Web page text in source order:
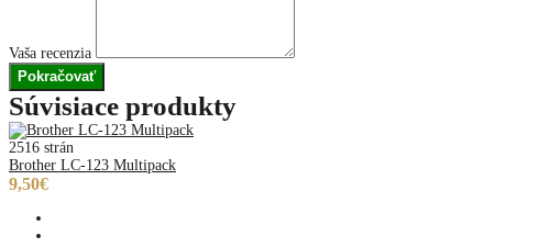
Vaša recenzia
Pokračovať
Súvisiace produkty
2516 strán
Brother LC-123 Multipack
9,50€